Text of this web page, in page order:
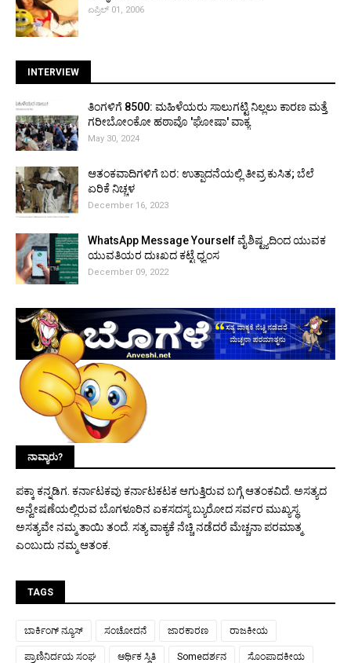
ಏಪ್ರಿಲ್ 01, 2006
INTERVIEW
ತಿಂಗಳಿಗೆ ₹8500: ಮಹಿಳೆಯರು ಸಾಲುಗಟ್ಟಿ ನಿಲ್ಲಲು ಕಾರಣ ಮತ್ತೆ
ಗರೀಬೋಂಕೋ ಹಠಾವೊ 'ಘೋಷಾ' ವಾಕ್ಯ
May 30, 2024
ಆತಂಕವಾದಿಗಳಿಗೆ ಬರ: ಉತ್ಪಾದನೆಯಲ್ಲಿ ತೀವ್ರ ಕುಸಿತ; ಬೆಲೆ
ಏರಿಕೆ ನಿಚ್ಚಳ
December 16, 2023
WhatsApp Message Yourself ವೈಶಿಷ್ಟ್ಯದಿಂದ ಯುವಕ
ಯುವತಿಯರ ದುಃಖದ ಕಟ್ಟೆ ಧ್ವಂಸ
December 09, 2022
ನಾವ್ಯಾರು?
ಪಕ್ಕಾ ಕನ್ನಡಿಗ. ಕರ್ನಾಟಕವು ಕರ್ನಾಟಕಟಕ ಆಗುತ್ತಿರುವ ಬಗ್ಗೆ ಆತಂಕವಿದೆ. ಅಸತ್ಯದ
ಅನ್ವೇಷಣೆಯಲ್ಲಿರುವ ಬೊಗಳೂರಿನ ಏಕಸದಸ್ಯ ಬ್ಯುರೋದ ಸರ್ವರ ಮುಖ್ಯಸ್ಥ.
ಅಸತ್ಯವೇ ನಮ್ಮ ತಾಯಿ ತಂದೆ. ಸತ್ಯ ವಾಕ್ಯಕೆ ನೆಚ್ಚಿ ನಡೆದರೆ ಮೆಚ್ಚನಾ ಪರಮಾತ್ಮ
ಎಂಬುದು ನಮ್ಮ ಆತಂಕ.
TAGS
ಬಾರ್ಕಿಂಗ್ ನ್ಯೂಸ್ ಸಂಚೋದನೆ ಜಾರಕಾರಣ ರಾಜಕೀಯ
ಪ್ರಾಣಿನಿರ್ದಯ ಸಂಘ ಆರ್ಥಿಕ ಸ್ಥಿತಿ Someದರ್ಶನ ಸೊಂಪಾದಕೀಯ